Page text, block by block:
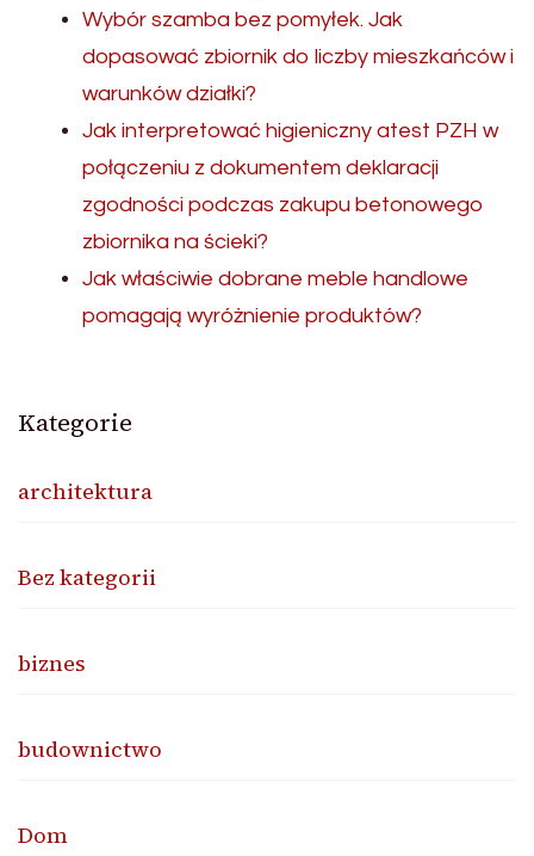
Wybór szamba bez pomyłek. Jak
dopasować zbiornik do liczby mieszkańców i
warunków działki?
Jak interpretować higieniczny atest PZH w
połączeniu z dokumentem deklaracji
zgodności podczas zakupu betonowego
zbiornika na ścieki?
Jak właściwie dobrane meble handlowe
pomagają wyróżnienie produktów?
Kategorie
architektura
Bez kategorii
biznes
budownictwo
Dom